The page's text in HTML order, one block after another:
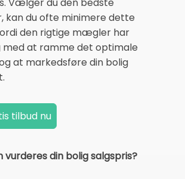
Vælger du den bedste
kan du ofte minimere dette
den rigtige mægler har
med at ramme det optimale
at markedsføre din bolig
vurderes din bolig salgspris?